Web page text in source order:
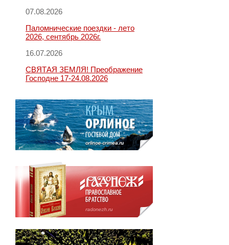
07.08.2026
Паломнические поездки - лето
2026, сентябрь 2026г.
16.07.2026
СВЯТАЯ ЗЕМЛЯ! Преображение
Господне 17-24.08.2026